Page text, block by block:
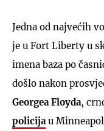
Jedna od najvećih
je u Fort Liberty u
imena baza po
došlo nakon
Georgea Floyda,
policija u